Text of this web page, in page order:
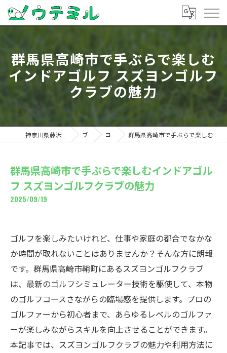
群馬県高崎市で手ぶらで楽しむ
インドアゴルフ スズヨンゴルフ
クラブの魅力
ブログ コラム 群馬県高崎市で手ぶらで楽しむインドアゴルフ スズヨンゴルフクラブの魅力
群馬県高崎市で手ぶらで楽しむインドアゴル
フ スズヨンゴルフクラブの魅力
2025/09/19
ゴルフを楽しみたいけれど、仕事や家庭の都合でなかな
か時間が取れないことはありませんか？そんな方に朗報
です。群馬県高崎市鞘町にあるスズヨンゴルフクラブ
は、最新のゴルフシミュレーター技術を駆使して、本物
のゴルフコースさながらの臨場感を提供します。プロの
ゴルファーから初心者まで、あらゆるレベルのゴルファ
ーが楽しみながらスキルを向上させることができます。
本記事では、スズヨンゴルフクラブの魅力や利用方法に